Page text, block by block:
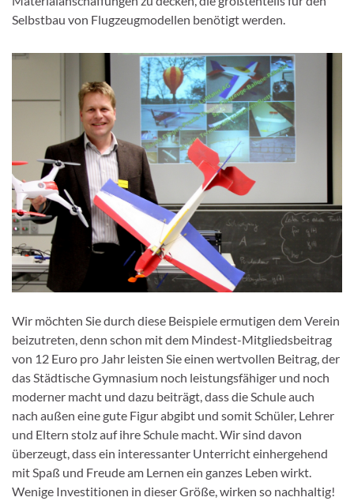
Selbstbau von Flugzeugmodellen benötigt werden.
Wir möchten Sie durch diese Beispiele ermutigen dem Verein
beizutreten, denn schon mit dem Mindest-Mitgliedsbeitrag
von 12 Euro pro Jahr leisten Sie einen wertvollen Beitrag, der
das Städtische Gymnasium noch leistungsfähiger und noch
moderner macht und dazu beiträgt, dass die Schule auch
nach außen eine gute Figur abgibt und somit Schüler, Lehrer
und Eltern stolz auf ihre Schule macht. Wir sind davon
überzeugt, dass ein interessanter Unterricht einhergehend
mit Spaß und Freude am Lernen ein ganzes Leben wirkt.
Wenige Investitionen in dieser Größe, wirken so nachhaltig!